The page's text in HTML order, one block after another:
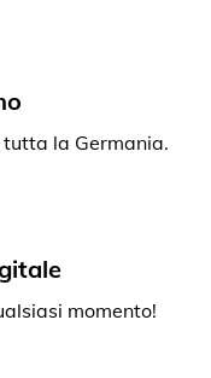
la Germania.
momento!